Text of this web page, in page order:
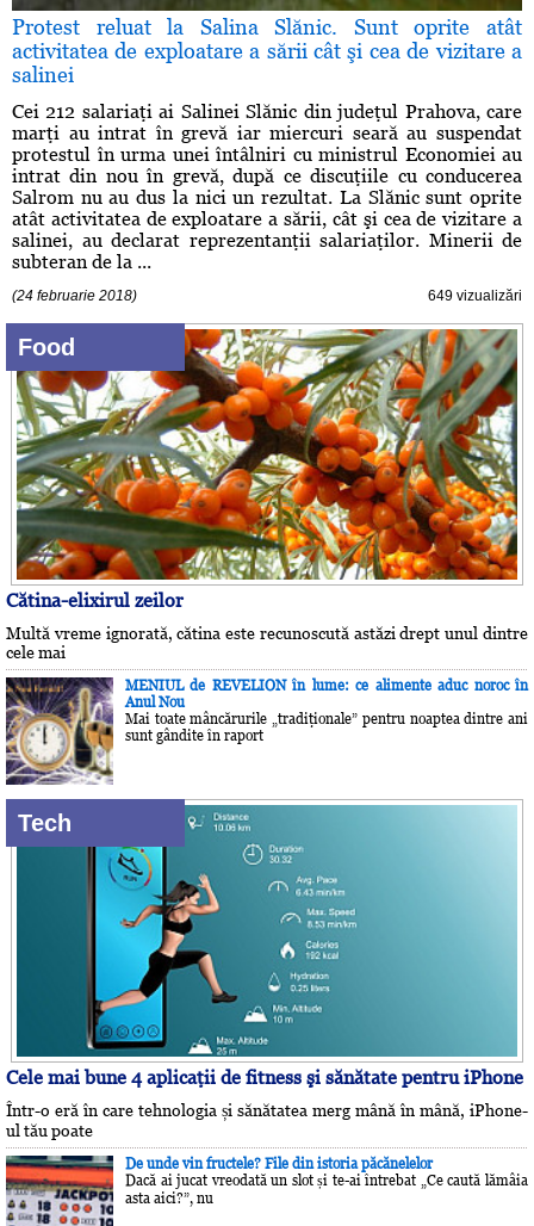
Protest reluat la Salina Slănic. Sunt oprite atât
activitatea de exploatare a sării cât şi cea de vizitare a
salinei
Cei 212 salariaţi ai Salinei Slănic din judeţul Prahova, care
marţi au intrat în grevă iar miercuri seară au suspendat
protestul în urma unei întâlniri cu ministrul Economiei au
intrat din nou în grevă, după ce discuţiile cu conducerea
Salrom nu au dus la nici un rezultat. La Slănic sunt oprite
atât activitatea de exploatare a sării, cât şi cea de vizitare a
salinei, au declarat reprezentanţii salariaţilor. Minerii de
subteran de la ...
(24 februarie 2018) 649 vizualizări
Food
Cătina-elixirul zeilor
Multă vreme ignorată, cătina este recunoscută astăzi drept unul dintre
cele mai
MENIUL de REVELION în lume: ce alimente aduc noroc în
Anul Nou
Mai toate mâncărurile „tradiţionale” pentru noaptea dintre ani
sunt gândite în raport
Tech
Cele mai bune 4 aplicaţii de fitness şi sănătate pentru iPhone
Într-o eră în care tehnologia și sănătatea merg mână în mână, iPhone-
ul tău poate
De unde vin fructele? File din istoria păcănelelor
Dacă ai jucat vreodată un slot și te-ai întrebat „Ce caută lămâia
asta aici?”, nu